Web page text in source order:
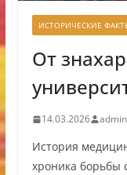
ИСТОРИЧЕСКИЕ
От
14.03.2026 admin
История
хроника борьбы